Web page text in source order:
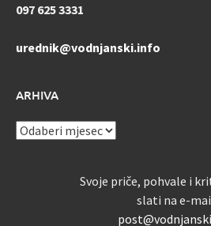
097 625 3331
urednik@vodnjanski.info
ARHIVA
ARHIVA
Svoje priče, pohvale i
slati na e-